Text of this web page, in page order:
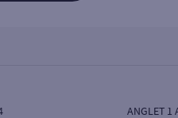
ANGLET 1